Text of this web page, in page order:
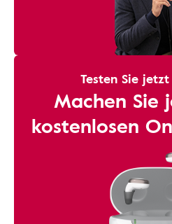
Testen Sie
Machen Sie
kostenlosen